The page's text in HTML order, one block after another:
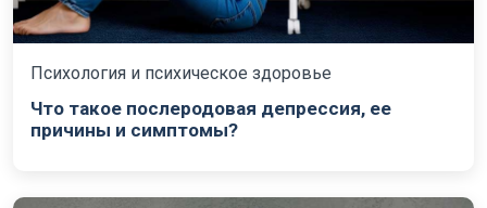
Психология и психическое здоровье
Что такое послеродовая депрессия, ее
причины и симптомы?